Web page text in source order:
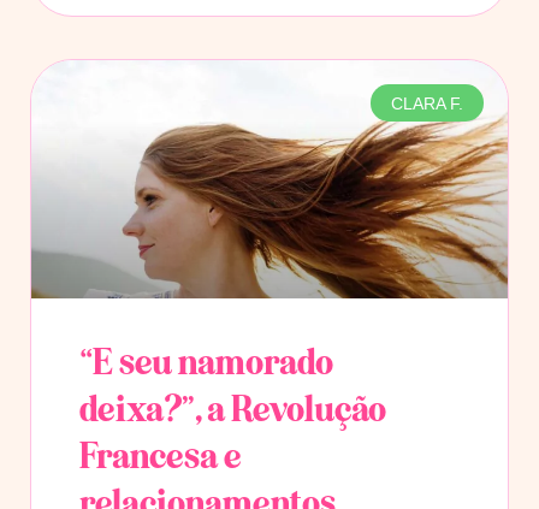
CLARA F.
“E seu namorado
deixa?”, a Revolução
Francesa e